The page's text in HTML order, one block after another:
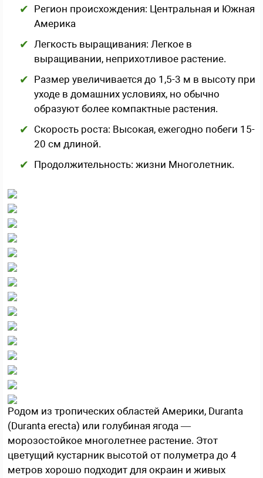
Регион происхождения: Центральная и Южная
Америка
Легкость выращивания: Легкое в
выращивании, неприхотливое растение.
Размер увеличивается до 1,5-3 м в высоту при
уходе в домашних условиях, но обычно
образуют более компактные растения.
Скорость роста: Высокая, ежегодно побеги 15-
20 см длиной.
Продолжительность: жизни Многолетник.
Родом из тропических областей Америки, Duranta
(Duranta erecta) или голубиная ягода —
морозостойкое многолетнее растение. Этот
цветущий кустарник высотой от полуметра до 4
метров хорошо подходит для окраин и живых